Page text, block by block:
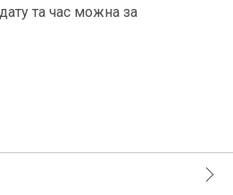
та час можна за